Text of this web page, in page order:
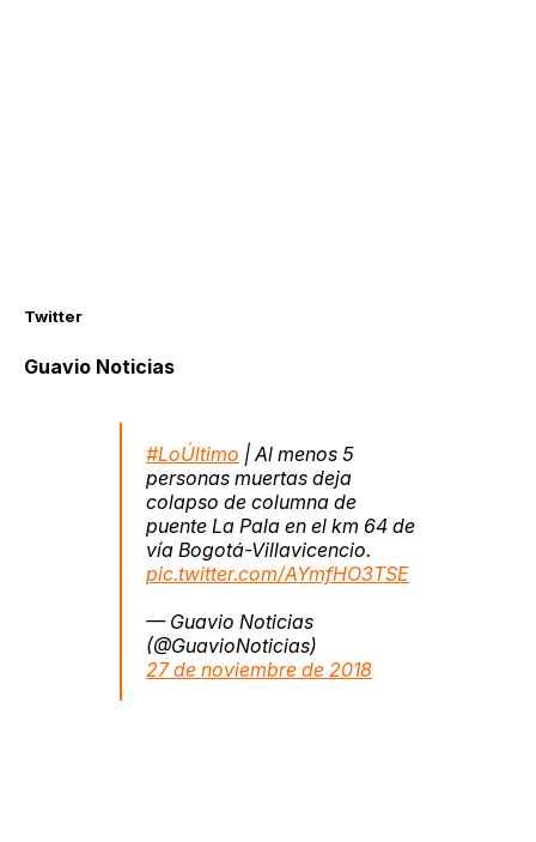
Twitter
Guavio Noticias
#LoÚltimo | Al menos 5
personas muertas deja
colapso de columna de
puente La Pala en el km 64 de
vía Bogotá-Villavicencio.
pic.twitter.com/AYmfHO3TSE
— Guavio Noticias
(@GuavioNoticias)
27 de noviembre de 2018